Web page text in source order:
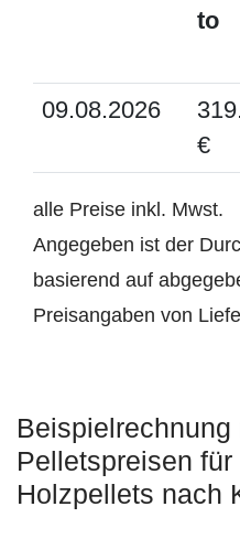
to
09.08.2026
€
alle Preise inkl. Mwst.
Angegeben ist der
basierend auf
Preisangaben von
Pelletspreisen
Holzpellets nach